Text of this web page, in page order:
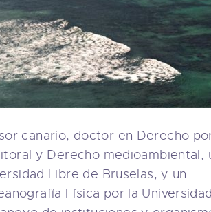
canario, doctor en Derecho
y Derecho medioambiental,
Libre de Bruselas, y un
Física por la